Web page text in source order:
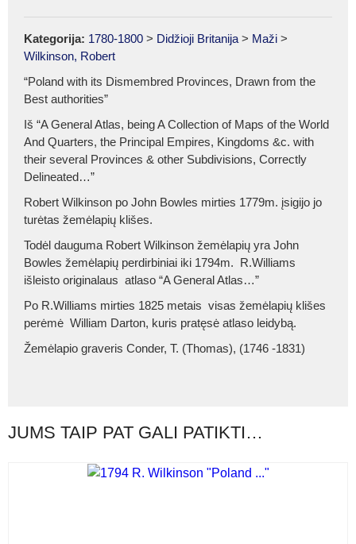
Kategorija: 1780-1800 > Didžioji Britanija > Maži >
Wilkinson, Robert
“Poland with its Dismembred Provinces, Drawn from the
Best authorities”
Iš “A General Atlas, being A Collection of Maps of the World
And Quarters, the Principal Empires, Kingdoms &c. with
their several Provinces & other Subdivisions, Correctly
Delineated…”
Robert Wilkinson po John Bowles mirties 1779m. įsigijo jo
turėtas žemėlapių klišes.
Todėl dauguma Robert Wilkinson žemėlapių yra John
Bowles žemėlapių perdirbiniai iki 1794m. R.Williams
išleisto originalaus atlaso “A General Atlas…”
Po R.Williams mirties 1825 metais visas žemėlapių klišes
perėmė William Darton, kuris pratęsė atlaso leidybą.
Žemėlapio graveris Conder, T. (Thomas), (1746 -1831)
JUMS TAIP PAT GALI PATIKTI…